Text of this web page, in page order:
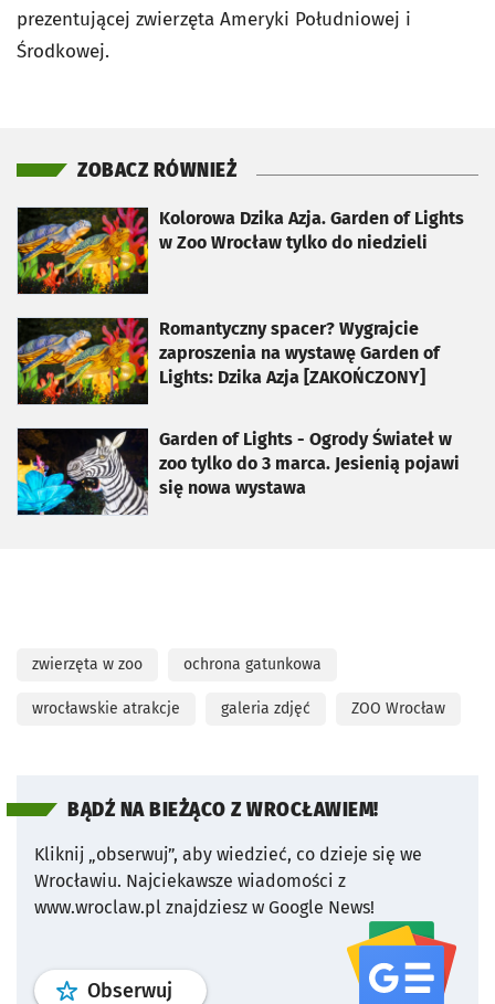
prezentującej zwierzęta Ameryki Południowej i
Środkowej.
ZOBACZ RÓWNIEŻ
Kolorowa Dzika Azja. Garden of Lights
w Zoo Wrocław tylko do niedzieli
otworzy się w nowej karcie
Romantyczny spacer? Wygrajcie
zaproszenia na wystawę Garden of
Lights: Dzika Azja [ZAKOŃCZONY]
otworzy się w nowej karcie
Garden of Lights - Ogrody Świateł w
zoo tylko do 3 marca. Jesienią pojawi
się nowa wystawa
otworzy się w nowej karcie
zwierzęta w zoo ochrona gatunkowa
wrocławskie atrakcje galeria zdjęć ZOO Wrocław
BĄDŹ NA BIEŻĄCO Z WROCŁAWIEM!
Kliknij „obserwuj”, aby wiedzieć, co dzieje się we
Wrocławiu. Najciekawsze wiadomości z
www.wroclaw.pl znajdziesz w Google News!
Obserwuj profil serwisu